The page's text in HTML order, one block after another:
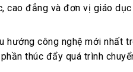
đẳng và đơn vị giáo dục
hướng công nghệ mới
thúc đẩy quá trình